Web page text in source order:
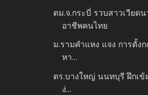
ตม.จ.กระบี่ รวบสาวเวียด
อาชีพคนไทย
ม.รามคำแหง แจง การตั้ง
หา...
ตร.บางใหญ่ นนทบุรี ฝึกเข้
ง่...